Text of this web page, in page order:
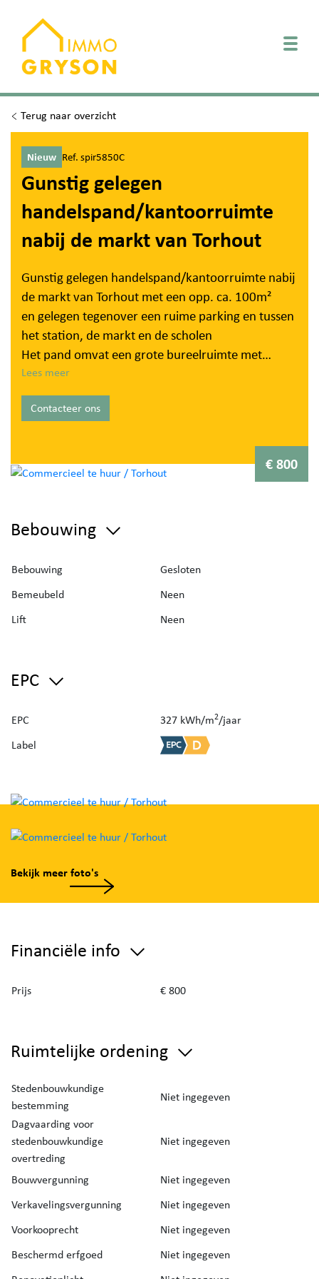
Terug naar overzicht
Nieuw Ref. spir5850C
Gunstig gelegen
handelspand/kantoorruimte
nabij de markt van Torhout
Gunstig gelegen handelspand/kantoorruimte nabij
de markt van Torhout met een opp. ca. 100m²
en gelegen tegenover een ruime parking en tussen
het station, de markt en de scholen
Het pand omvat een grote bureelruimte met
etalage, een kleine bureelruimte, een keuken, een
gastentoilet en een toilet in de privéruimte. Dit
handelspand is ook voorzien van een
verwarmingsinstallatie (hoogrendementsketel -
winkel.
Vrij: 1/07/2026
Lees meer
Contacteer ons
€ 800
Bebouwing
Bebouwing
Gesloten
Bemeubeld
Neen
Lift
Neen
EPC
EPC 327 kWh/m2/jaar
Label
Bekijk meer foto's
Financiële info
Prijs € 800
Ruimtelijke ordening
Stedenbouwkundige
bestemming
Niet ingegeven
Dagvaarding voor
stedenbouwkundige
overtreding
Niet ingegeven
Bouwvergunning
Niet ingegeven
Verkavelingsvergunning
Niet ingegeven
Voorkooprecht
Niet ingegeven
Beschermd erfgoed
Niet ingegeven